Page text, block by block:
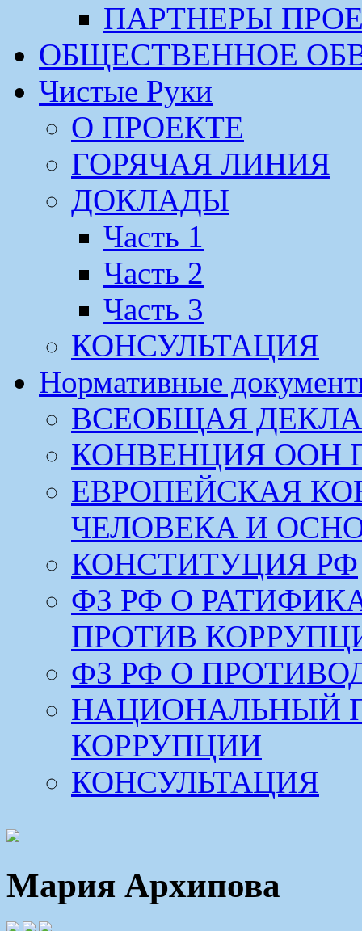
ПАРТНЕРЫ
ОБЩЕСТВЕННОЕ
Чистые Руки
О ПРОЕКТЕ
ГОРЯЧАЯ ЛИНИЯ
ДОКЛАДЫ
Часть 1
Часть 2
Часть 3
КОНСУЛЬТАЦИЯ
Нормативные
ВСЕОБЩАЯ
КОНВЕНЦИЯ ООН
ЕВРОПЕЙСКАЯ
ЧЕЛОВЕКА И
КОНСТИТУЦИЯ РФ
ФЗ РФ О
ПРОТИВ
ФЗ РФ О
НАЦИОНАЛЬНЫЙ
КОРРУПЦИИ
КОНСУЛЬТАЦИЯ
Мария Архипова